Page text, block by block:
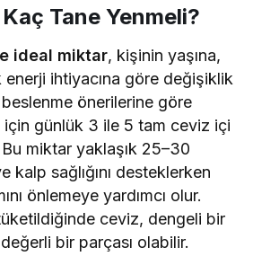
Tane Yenmeli?
ideal miktar, kişinin yaşına,
ihtiyacına göre değişiklik
önerilerine göre
için günlük 3 ile 5 tam ceviz içi
miktar yaklaşık 25–30
kalp sağlığını desteklerken
önlemeye yardımcı olur.
ceviz, dengeli bir
bir parçası olabilir.